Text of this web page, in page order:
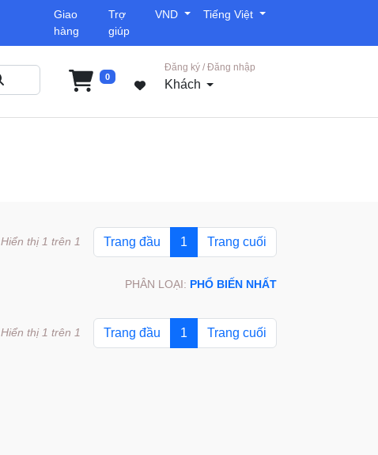
Giao
hàng
Trợ
giúp
VND Tiếng Việt
0
Đăng ký / Đăng nhập
Khách
Trang đầu 1 Trang cuối
Hiển thị 1 trên 1
PHÂN LOẠI: PHỔ BIẾN NHẤT
Trang đầu 1 Trang cuối
Hiển thị 1 trên 1